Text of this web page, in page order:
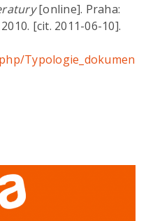
[online]. Praha:
[cit. 2011-06-10].
Typologie_dokumen